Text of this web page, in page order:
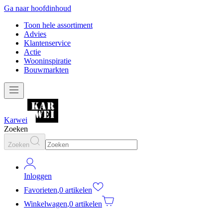
Ga naar hoofdinhoud
Toon hele assortiment
Advies
Klantenservice
Actie
Wooninspiratie
Bouwmarkten
Karwei
Zoeken
Zoeken
Inloggen
Favorieten,0 artikelen
Winkelwagen,0 artikelen